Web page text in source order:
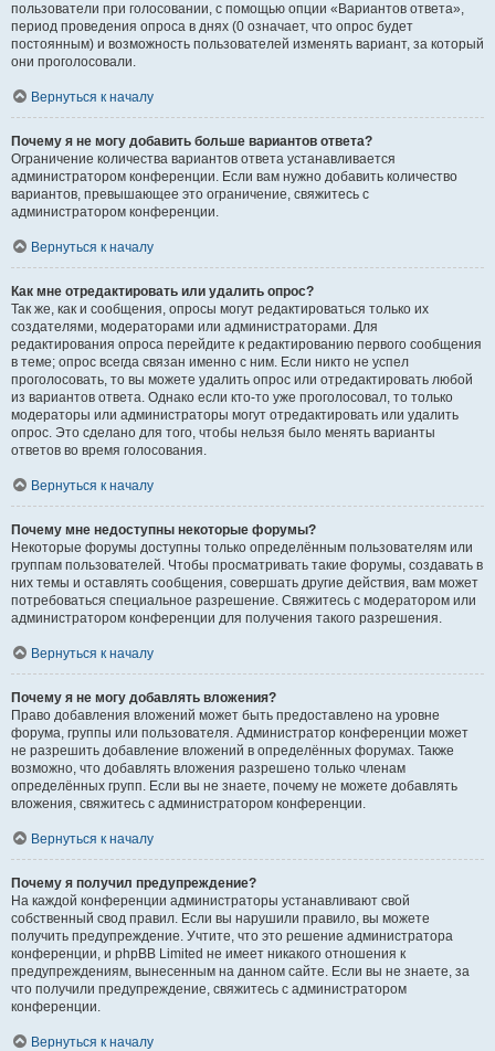
пользователи при голосовании, с помощью опции «Вариантов ответа»,
период проведения опроса в днях (0 означает, что опрос будет
постоянным) и возможность пользователей изменять вариант, за который
они проголосовали.
Вернуться к началу
Почему я не могу добавить больше вариантов ответа?
Ограничение количества вариантов ответа устанавливается
администратором конференции. Если вам нужно добавить количество
вариантов, превышающее это ограничение, свяжитесь с
администратором конференции.
Вернуться к началу
Как мне отредактировать или удалить опрос?
Так же, как и сообщения, опросы могут редактироваться только их
создателями, модераторами или администраторами. Для
редактирования опроса перейдите к редактированию первого сообщения
в теме; опрос всегда связан именно с ним. Если никто не успел
проголосовать, то вы можете удалить опрос или отредактировать любой
из вариантов ответа. Однако если кто-то уже проголосовал, то только
модераторы или администраторы могут отредактировать или удалить
опрос. Это сделано для того, чтобы нельзя было менять варианты
ответов во время голосования.
Вернуться к началу
Почему мне недоступны некоторые форумы?
Некоторые форумы доступны только определённым пользователям или
группам пользователей. Чтобы просматривать такие форумы, создавать в
них темы и оставлять сообщения, совершать другие действия, вам может
потребоваться специальное разрешение. Свяжитесь с модератором или
администратором конференции для получения такого разрешения.
Вернуться к началу
Почему я не могу добавлять вложения?
Право добавления вложений может быть предоставлено на уровне
форума, группы или пользователя. Администратор конференции может
не разрешить добавление вложений в определённых форумах. Также
возможно, что добавлять вложения разрешено только членам
определённых групп. Если вы не знаете, почему не можете добавлять
вложения, свяжитесь с администратором конференции.
Вернуться к началу
Почему я получил предупреждение?
На каждой конференции администраторы устанавливают свой
собственный свод правил. Если вы нарушили правило, вы можете
получить предупреждение. Учтите, что это решение администратора
конференции, и phpBB Limited не имеет никакого отношения к
предупреждениям, вынесенным на данном сайте. Если вы не знаете, за
что получили предупреждение, свяжитесь с администратором
конференции.
Вернуться к началу